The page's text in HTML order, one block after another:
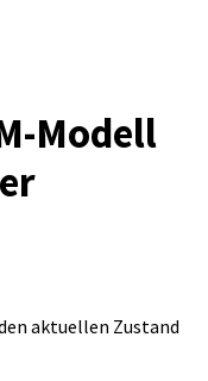
Modell
aktuellen Zustand